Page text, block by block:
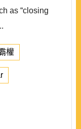
as “closing
權